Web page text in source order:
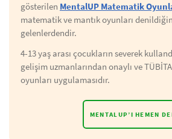
gösterilen MentalUP Matematik
matematik ve mantık oyunları
gelenlerdendir.
4-13 yaş arası çocukların severek
gelişim uzmanlarından onaylı ve
oyunları uygulamasıdır.
MENTALUP’I HEMEN